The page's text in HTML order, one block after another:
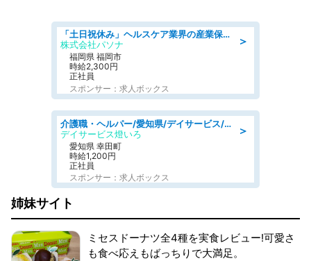
＞
「土日祝休み」ヘルスケア業界の産業保健師/高時給/未経験OK/要資格:保健師、正看護師
株式会社パソナ
福岡県 福岡市
時給2,300円
正社員
スポンサー：求人ボックス
＞
介護職・ヘルパー/愛知県/デイサービス/JR東海道本線 幸田/額田郡幸田町
デイサービス燈いろ
愛知県 幸田町
時給1,200円
正社員
スポンサー：求人ボックス
姉妹サイト
ミセスドーナツ全4種を実食レビュー!可愛さ
も食べ応えもばっちりで大満足。